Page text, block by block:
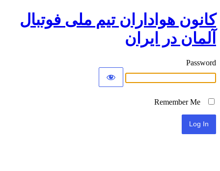
کانون هواداران تیم ملی فوتبال
آلمان در ایران
Password
Remember Me